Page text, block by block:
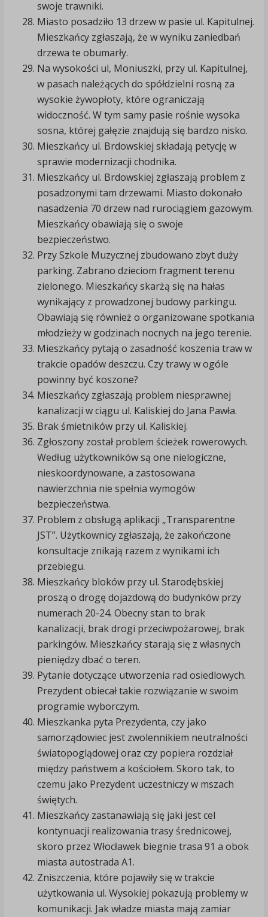
swoje trawniki.
Miasto posadziło 13 drzew w pasie ul. Kapitulnej.
Mieszkańcy zgłaszają, że w wyniku zaniedbań
drzewa te obumarły.
Na wysokości ul, Moniuszki, przy ul. Kapitulnej,
w pasach należących do spółdzielni rosną za
wysokie żywopłoty, które ograniczają
widoczność. W tym samy pasie rośnie wysoka
sosna, której gałęzie znajdują się bardzo nisko.
Mieszkańcy ul. Brdowskiej składają petycję w
sprawie modernizacji chodnika.
Mieszkańcy ul. Brdowskiej zgłaszają problem z
posadzonymi tam drzewami. Miasto dokonało
nasadzenia 70 drzew nad rurociągiem gazowym.
Mieszkańcy obawiają się o swoje
bezpieczeństwo.
Przy Szkole Muzycznej zbudowano zbyt duży
parking. Zabrano dzieciom fragment terenu
zielonego. Mieszkańcy skarżą się na hałas
wynikający z prowadzonej budowy parkingu.
Obawiają się również o organizowane spotkania
młodzieży w godzinach nocnych na jego terenie.
Mieszkańcy pytają o zasadność koszenia traw w
trakcie opadów deszczu. Czy trawy w ogóle
powinny być koszone?
Mieszkańcy zgłaszają problem niesprawnej
kanalizacji w ciągu ul. Kaliskiej do Jana Pawła.
Brak śmietników przy ul. Kaliskiej.
Zgłoszony został problem ścieżek rowerowych.
Według użytkowników są one nielogiczne,
nieskoordynowane, a zastosowana
nawierzchnia nie spełnia wymogów
bezpieczeństwa.
Problem z obsługą aplikacji „Transparentne
JST”. Użytkownicy zgłaszają, że zakończone
konsultacje znikają razem z wynikami ich
przebiegu.
Mieszkańcy bloków przy ul. Starodębskiej
proszą o drogę dojazdową do budynków przy
numerach 20-24. Obecny stan to brak
kanalizacji, brak drogi przeciwpożarowej, brak
parkingów. Mieszkańcy starają się z własnych
pieniędzy dbać o teren.
Pytanie dotyczące utworzenia rad osiedlowych.
Prezydent obiecał takie rozwiązanie w swoim
programie wyborczym.
Mieszkanka pyta Prezydenta, czy jako
samorządowiec jest zwolennikiem neutralności
światopoglądowej oraz czy popiera rozdział
między państwem a kościołem. Skoro tak, to
czemu jako Prezydent uczestniczy w mszach
świętych.
Mieszkańcy zastanawiają się jaki jest cel
kontynuacji realizowania trasy średnicowej,
skoro przez Włocławek biegnie trasa 91 a obok
miasta autostrada A1.
Zniszczenia, które pojawiły się w trakcie
użytkowania ul. Wysokiej pokazują problemy w
komunikacji. Jak władze miasta mają zamiar